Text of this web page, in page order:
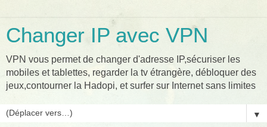
Changer IP avec VPN
VPN vous permet de changer d'adresse IP,sécuriser les
mobiles et tablettes, regarder la tv étrangère, débloquer des
jeux,contourner la Hadopi, et surfer sur Internet sans limites
▼